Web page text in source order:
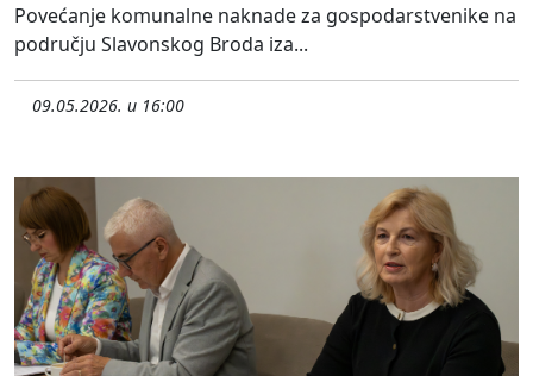
Povećanje komunalne naknade za gospodarstvenike na
području Slavonskog Broda iza...
09.05.2026. u 16:00